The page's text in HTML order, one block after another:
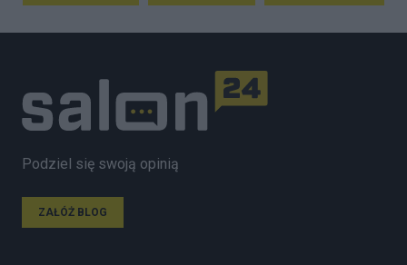
Podziel się swoją opinią
ZAŁÓŻ BLOG